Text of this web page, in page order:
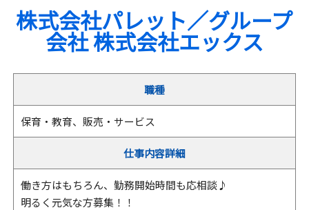
株式会社パレット／グループ
会社 株式会社エックス
職種
保育・教育、販売・サービス
仕事内容詳細
働き方はもちろん、勤務開始時間も応相談♪
明るく元気な方募集！！